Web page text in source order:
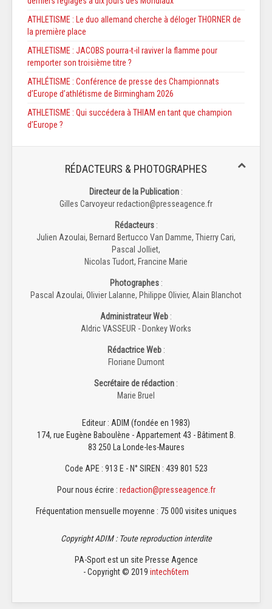
ATHLETISME : Le duo allemand cherche à déloger THORNER de
la première place
ATHLETISME : JACOBS pourra-t-il raviver la flamme pour
remporter son troisième titre ?
ATHLÉTISME : Conférence de presse des Championnats
d’Europe d’athlétisme de Birmingham 2026
ATHLETISME : Qui succédera à THIAM en tant que champion
d’Europe ?
RÉDACTEURS & PHOTOGRAPHES
Directeur de la Publication :
Gilles Carvoyeur redaction@presseagence.fr
Rédacteurs:
Julien Azoulai, Bernard Bertucco Van Damme, Thierry Cari,
Pascal Jolliet,
Nicolas Tudort, Francine Marie
Photographes:
Pascal Azoulai, Olivier Lalanne, Philippe Olivier, Alain Blanchot
Administrateur Web :
Aldric VASSEUR - Donkey Works
Rédactrice Web:
Floriane Dumont
Secrétaire de rédaction :
Marie Bruel
Editeur : ADIM (fondée en 1983)
174, rue Eugène Baboulène - Appartement 43 - Bâtiment B.
83 250 La Londe-les-Maures
Code APE : 913 E - N° SIREN : 439 801 523
Pour nous écrire : redaction@presseagence.fr
Fréquentation mensuelle moyenne : 75 000 visites uniques
Copyright ADIM : Toute reproduction interdite
PA-Sport est un site Presse Agence
- Copyright © 2019 intech6tem